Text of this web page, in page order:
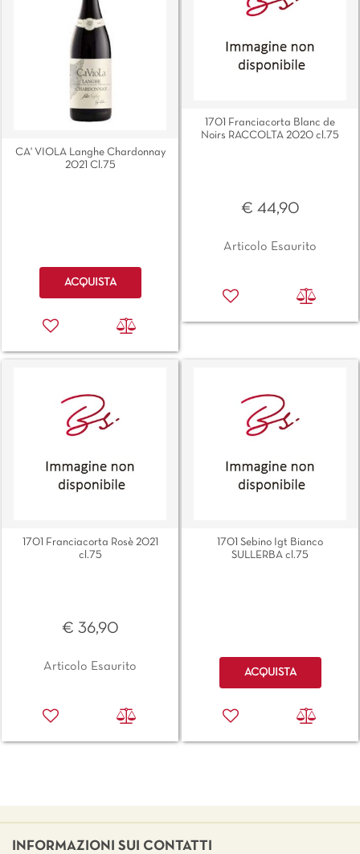
CA' VIOLA Langhe Chardonnay
2021 Cl.75
Quantità
ACQUISTA
1701 Franciacorta Blanc de
Noirs RACCOLTA 2020 cl.75
€ 44,90
Articolo Esaurito
1701 Franciacorta Rosè 2021
cl.75
€ 36,90
Articolo Esaurito
1701 Sebino Igt Bianco
SULLERBA cl.75
Quantità
ACQUISTA
INFORMAZIONI SUI CONTATTI